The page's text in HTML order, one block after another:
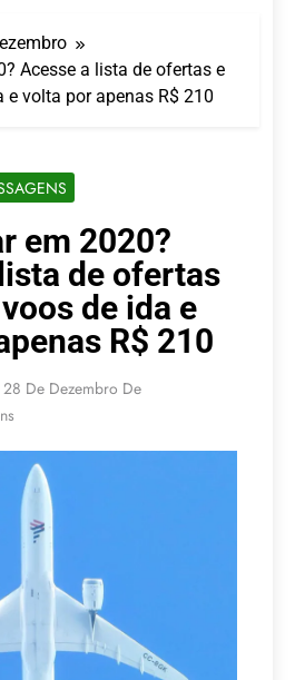
nos aeroportos da
Região Sul
7 De Agosto De 2026
Hotel Premium
Campinas fortalece
internacional, Marc
Balanger assume
São Paulo Ibirapuera
5 De Agosto De 2026
LATAM anuncia 42
rotas na primeira fase
de operação do
Embraer 195-E2
5 De Agosto De 2026
Azul retoma voos
diretos entre Porto
Alegre e Montevidéu
5 De Agosto De 2026
Acesse a lista de ofertas e
e volta por apenas R$ 210
em 2020?
de ofertas
de ida e
R$ 210
28 De Dezembro De